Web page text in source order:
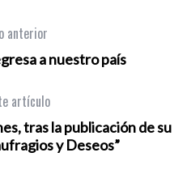
anterior
a nuestro país
artículo
tras la publicación de su
y Deseos”